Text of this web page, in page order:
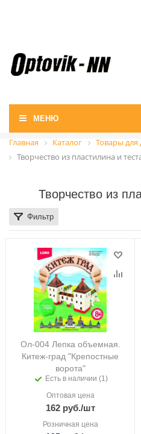
МЕНЮ
Главная Каталог
Товары для
Творчество из пластилина и
Творчество из
Фильтр
Ол-004 Лепка объемная.
Китеж-град "Крепостные
ворота"
Есть в наличии (1)
Оптовая цена
162руб./шт
Розничная цена